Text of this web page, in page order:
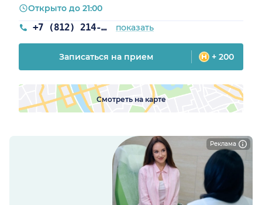
Реклама
+7 (812) 214-59-31 показать
Открыто до 21:00
Записаться на прием + 200
Смотреть на карте